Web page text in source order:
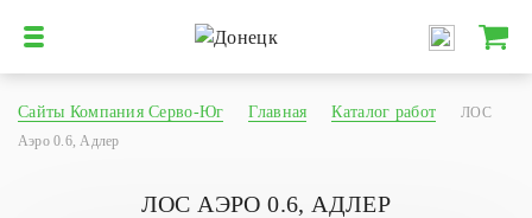
Сайты Компания Серво-Юг Главная Каталог работ
ЛОС
Аэро 0.6, Адлер
ЛОС АЭРО 0.6, АДЛЕР